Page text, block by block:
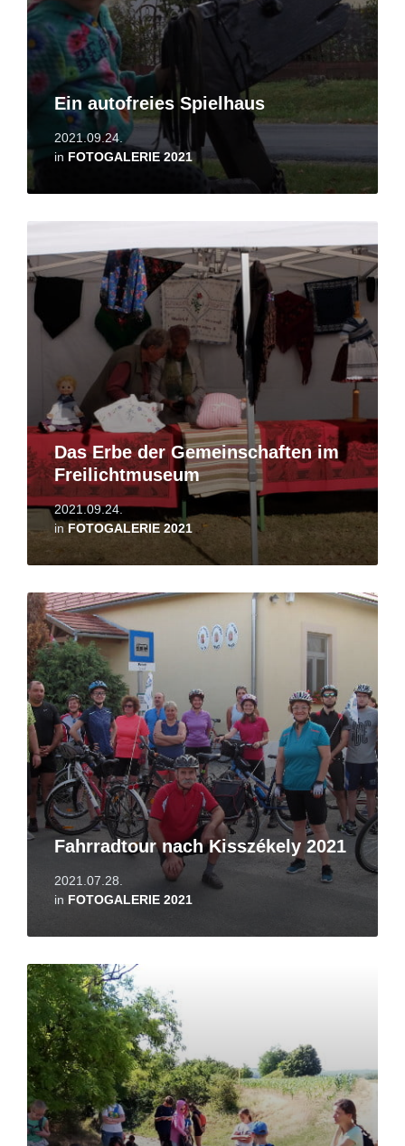
Ein autofreies Spielhaus
2021.09.24.
in FOTOGALERIE 2021
Das Erbe der Gemeinschaften im
Freilichtmuseum
2021.09.24.
in FOTOGALERIE 2021
Fahrradtour nach Kisszékely 2021
2021.07.28.
in FOTOGALERIE 2021
Read
More
Read
More